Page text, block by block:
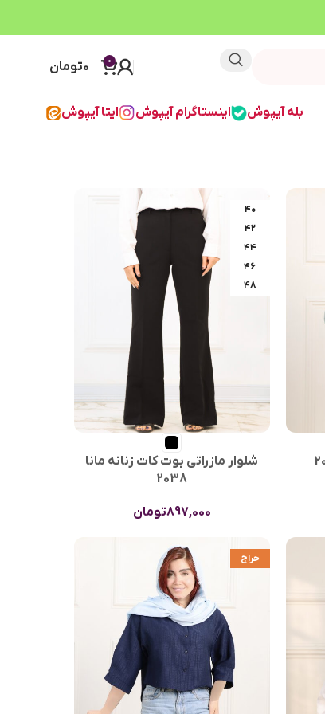
0
0تومان
بله آیپوش اینستاگرام آیپوش ایتا آیپوش
۴۰
۴۲
۴۴
۴۶
48
شلوار مازراتی بوت کات زنانه مانا
2038
897,000تومان
حراج